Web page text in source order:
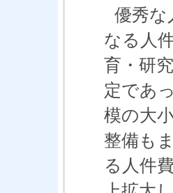
優秀な
なる人
育・研
定であ
模の大
整備も
る人件